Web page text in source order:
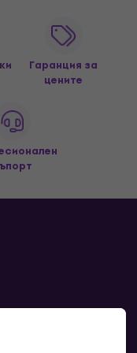
Гаранция за
цените